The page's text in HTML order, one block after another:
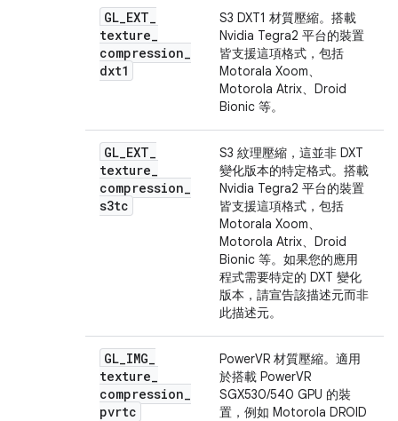
GL_EXT_
texture_
compression_
dxt1
S3 DXT1 材質壓縮。搭載
Nvidia Tegra2 平台的裝置
皆支援這項格式，包括
Motorala Xoom、
Motorola Atrix、Droid
Bionic 等。
GL_EXT_
texture_
compression_
s3tc
S3 紋理壓縮，這並非 DXT
變化版本的特定格式。搭載
Nvidia Tegra2 平台的裝置
皆支援這項格式，包括
Motorala Xoom、
Motorola Atrix、Droid
Bionic 等。如果您的應用
程式需要特定的 DXT 變化
版本，請宣告該描述元而非
此描述元。
GL_IMG_
texture_
compression_
pvrtc
PowerVR 材質壓縮。適用
於搭載 PowerVR
SGX530/540 GPU 的裝
置，例如 Motorola DROID